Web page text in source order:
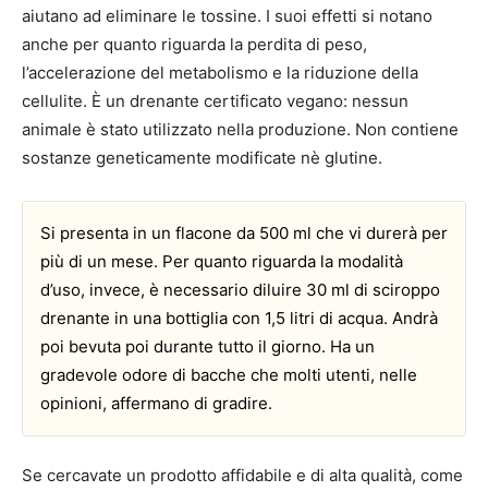
aiutano ad eliminare le tossine. I suoi effetti si notano
anche per quanto riguarda la perdita di peso,
l’accelerazione del metabolismo e la riduzione della
cellulite. È un drenante certificato vegano: nessun
animale è stato utilizzato nella produzione. Non contiene
sostanze geneticamente modificate nè glutine.
Si presenta in un flacone da 500 ml che vi durerà per
più di un mese. Per quanto riguarda la modalità
d’uso, invece, è necessario diluire 30 ml di sciroppo
drenante in una bottiglia con 1,5 litri di acqua. Andrà
poi bevuta poi durante tutto il giorno. Ha un
gradevole odore di bacche che molti utenti, nelle
opinioni, affermano di gradire.
Se cercavate un prodotto affidabile e di alta qualità, come